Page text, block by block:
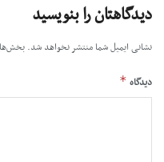
دیدگاهتان را بنویسید
نشانی ایمیل شما منتشر نخواهد شد.
دیدگاه *